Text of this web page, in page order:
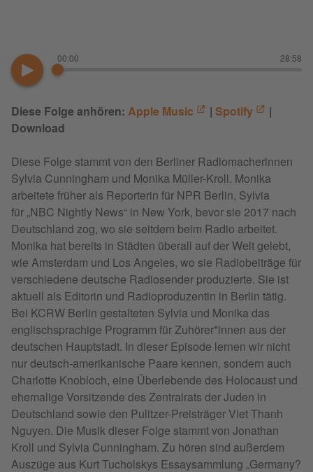
00:00 28:58
Diese Folge anhören: Apple Music |Spotify
|
Download
Diese Folge stammt von den Berliner Radiomacherinnen
Sylvia Cunningham und Monika Müller-Kroll. Monika
arbeitete früher als Reporterin für NPR Berlin, Sylvia
für „NBC Nightly News“ in New York, bevor sie 2017 nach
Deutschland zog, wo sie seitdem beim Radio arbeitet.
Monika hat bereits in Städten überall auf der Welt gelebt,
wie Amsterdam und Los Angeles, wo sie Radiobeiträge für
verschiedene deutsche Radiosender produzierte. Sie ist
aktuell als Editorin und Radioproduzentin in Berlin tätig.
Bei KCRW Berlin gestalteten Sylvia und Monika das
englischsprachige Programm für Zuhörer*innen aus der
deutschen Hauptstadt. In dieser Episode lernen wir nicht
nur deutsch-amerikanische Paare kennen, sondern auch
Charlotte Knobloch, eine Überlebende des Holocaust und
ehemalige Vorsitzende des Zentralrats der Juden in
Deutschland sowie den Pulitzer-Preisträger Viet Thanh
Nguyen. Die Musik dieser Folge stammt von Jonathan
Kroll und Sylvia Cunningham. Zu hören sind außerdem
Auszüge aus Kurt Tucholskys Essaysammlung „Germany?